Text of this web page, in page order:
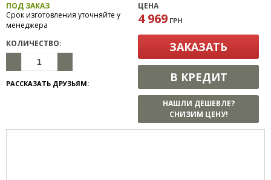
ПОД ЗАКАЗ
Срок изготовления уточняйте у
менеджера
КОЛИЧЕСТВО:
РАССКАЗАТЬ ДРУЗЬЯМ:
ЦЕНА
4 969 ГРН
ЗАКАЗАТЬ
В КРЕДИТ
НАШЛИ ДЕШЕВЛЕ?
СНИЗИМ ЦЕНУ!